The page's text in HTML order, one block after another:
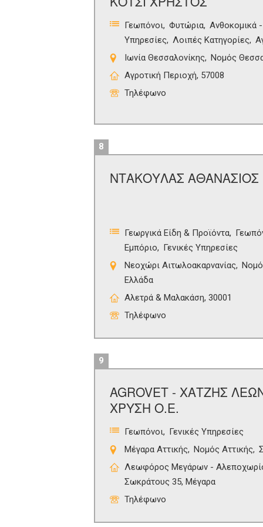
Γεωπόνοι Φυτώρια Ανθοκομικά
Υπηρεσίες
Λοιπές Κατηγορίες
Ιωνία Θεσσαλονίκης
Νομός
Αγροτική Περιοχή, 57008
Τηλέφωνο
8
ΝΤΑΚΟΥΛΑΣ ΑΘΑΝΑΣΙΟΣ
Γεωργικά Είδη & Προϊόντα
Εμπόριο
Γενικές Υπηρεσίες
Νεοχώρι Αιτωλοακαρνανίας
Ελλάδα
Αλετρά & Μαλακάση, 30001
Τηλέφωνο
9
AGROVET - ΧΑΤΖΗΣ
ΧΡΥΣΗ Ο.Ε.
Γεωπόνοι
Γενικές Υπηρεσίες
Μέγαρα Αττικής
Νομός Αττικής
Λεωφόρος Μεγάρων -
Σωκράτους 35, Μέγαρα
Τηλέφωνο